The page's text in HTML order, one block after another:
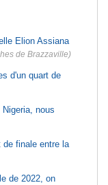
Elion Assiana
de Brazzaville)
d'un quart de
nous
finale entre la
de 2022, on